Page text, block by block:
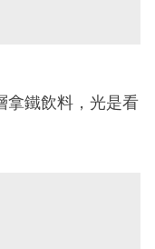
拿鐵飲料，光是看